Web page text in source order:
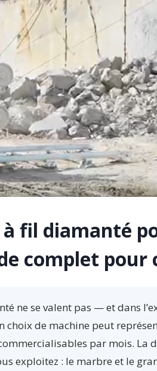
à fil diamanté
complet pour
ne se valent pas — et dans
choix de machine peut
par mois. La
exploitez : le marbre et le